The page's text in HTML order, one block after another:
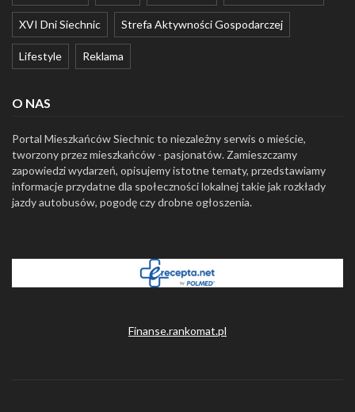
XVI Dni Siechnic Strefa Aktywności Gospodarczej
Lifestyle Reklama
O NAS
Portal Mieszkańców Siechnic to niezależny serwis o mieście,
tworzony przez mieszkańców - pasjonatów. Zamieszczamy
zapowiedzi wydarzeń, opisujemy istotne tematy, przedstawiamy
informacje przydatne dla społeczności lokalnej takie jak rozkłady
jazdy autobusów, pogodę czy drobne ogłoszenia.
Finanse.rankomat.pl